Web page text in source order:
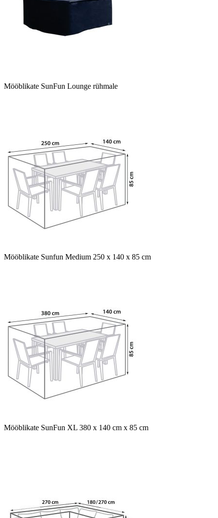
Mööblikate SunFun Lounge rühmale
Mööblikate Sunfun Medium 250 x 140 x 85 cm
Mööblikate SunFun XL 380 x 140 cm x 85 cm